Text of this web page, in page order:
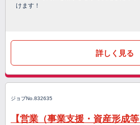
けます！
詳しく見る
ジョブNo.832635
【営業（事業支援・資産形成